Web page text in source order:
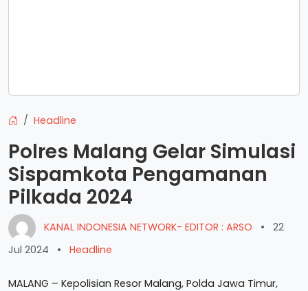
Headline
Polres Malang Gelar Simulasi
Sispamkota Pengamanan
Pilkada 2024
KANAL INDONESIA NETWORK- EDITOR : ARSO •
22
Jul 2024
• Headline
MALANG – Kepolisian Resor Malang, Polda Jawa Timur,